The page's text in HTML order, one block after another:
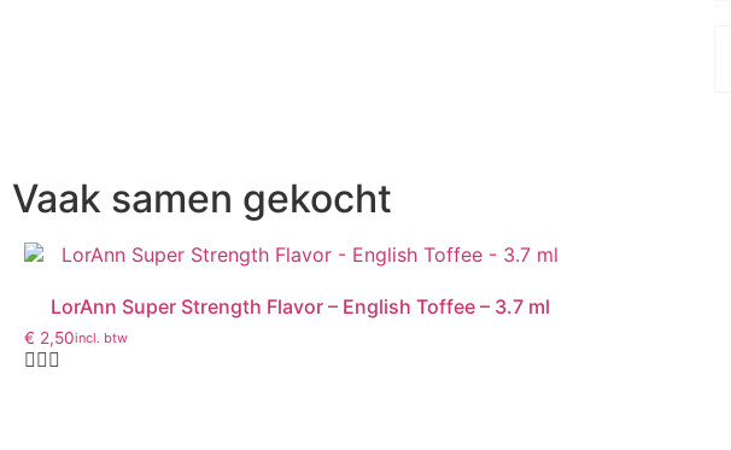
Vaak samen gekocht
LorAnn Super Strength Flavor – English Toffee – 3.7 ml
€ 2,50incl. btw